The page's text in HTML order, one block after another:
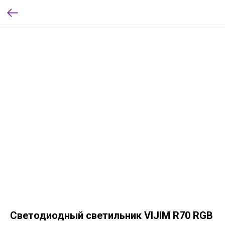
Светодиодный светильник VIJIM R70 RGB